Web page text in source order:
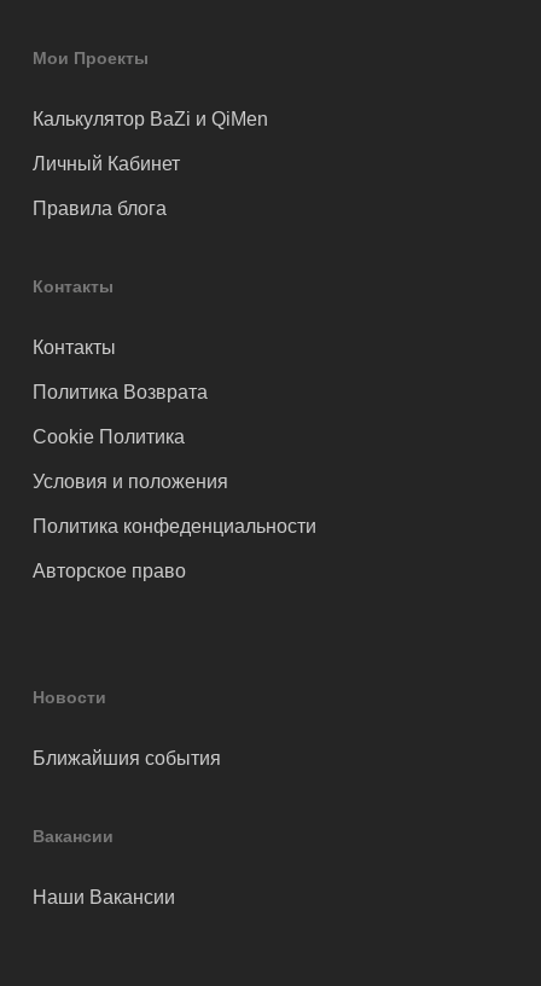
Мои Проекты
Калькулятор BaZi и QiMen
Личный Кабинет
Правила блога
Контакты
Контакты
Политика Возврата
Cookie Политика
Условия и положения
Политика конфеденциальности
Авторское право
Новости
Ближайшия события
Вакансии
Наши Вакансии